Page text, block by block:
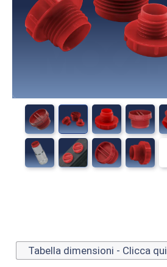
Tabella dimensioni - Clicca qui